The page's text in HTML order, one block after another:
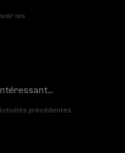
les
précédentes